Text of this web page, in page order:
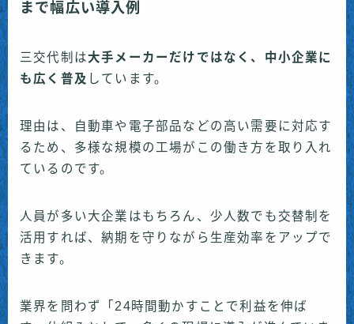
まで幅広い導入例
三交代制は大手メーカーだけではなく、中小企業に
も広く普及 しています。
理由は、自動車や電子部品などの高い需要に対応す
るため、多様な規模の工場がこの働き方を取り入れ
ているのです。
人員が多い大企業はもちろん、少人数でも交替制を
活用すれば、納期を守りながら生産効率をアップで
きます。
業界を問わず「24時間動かすことで利益を伸ば